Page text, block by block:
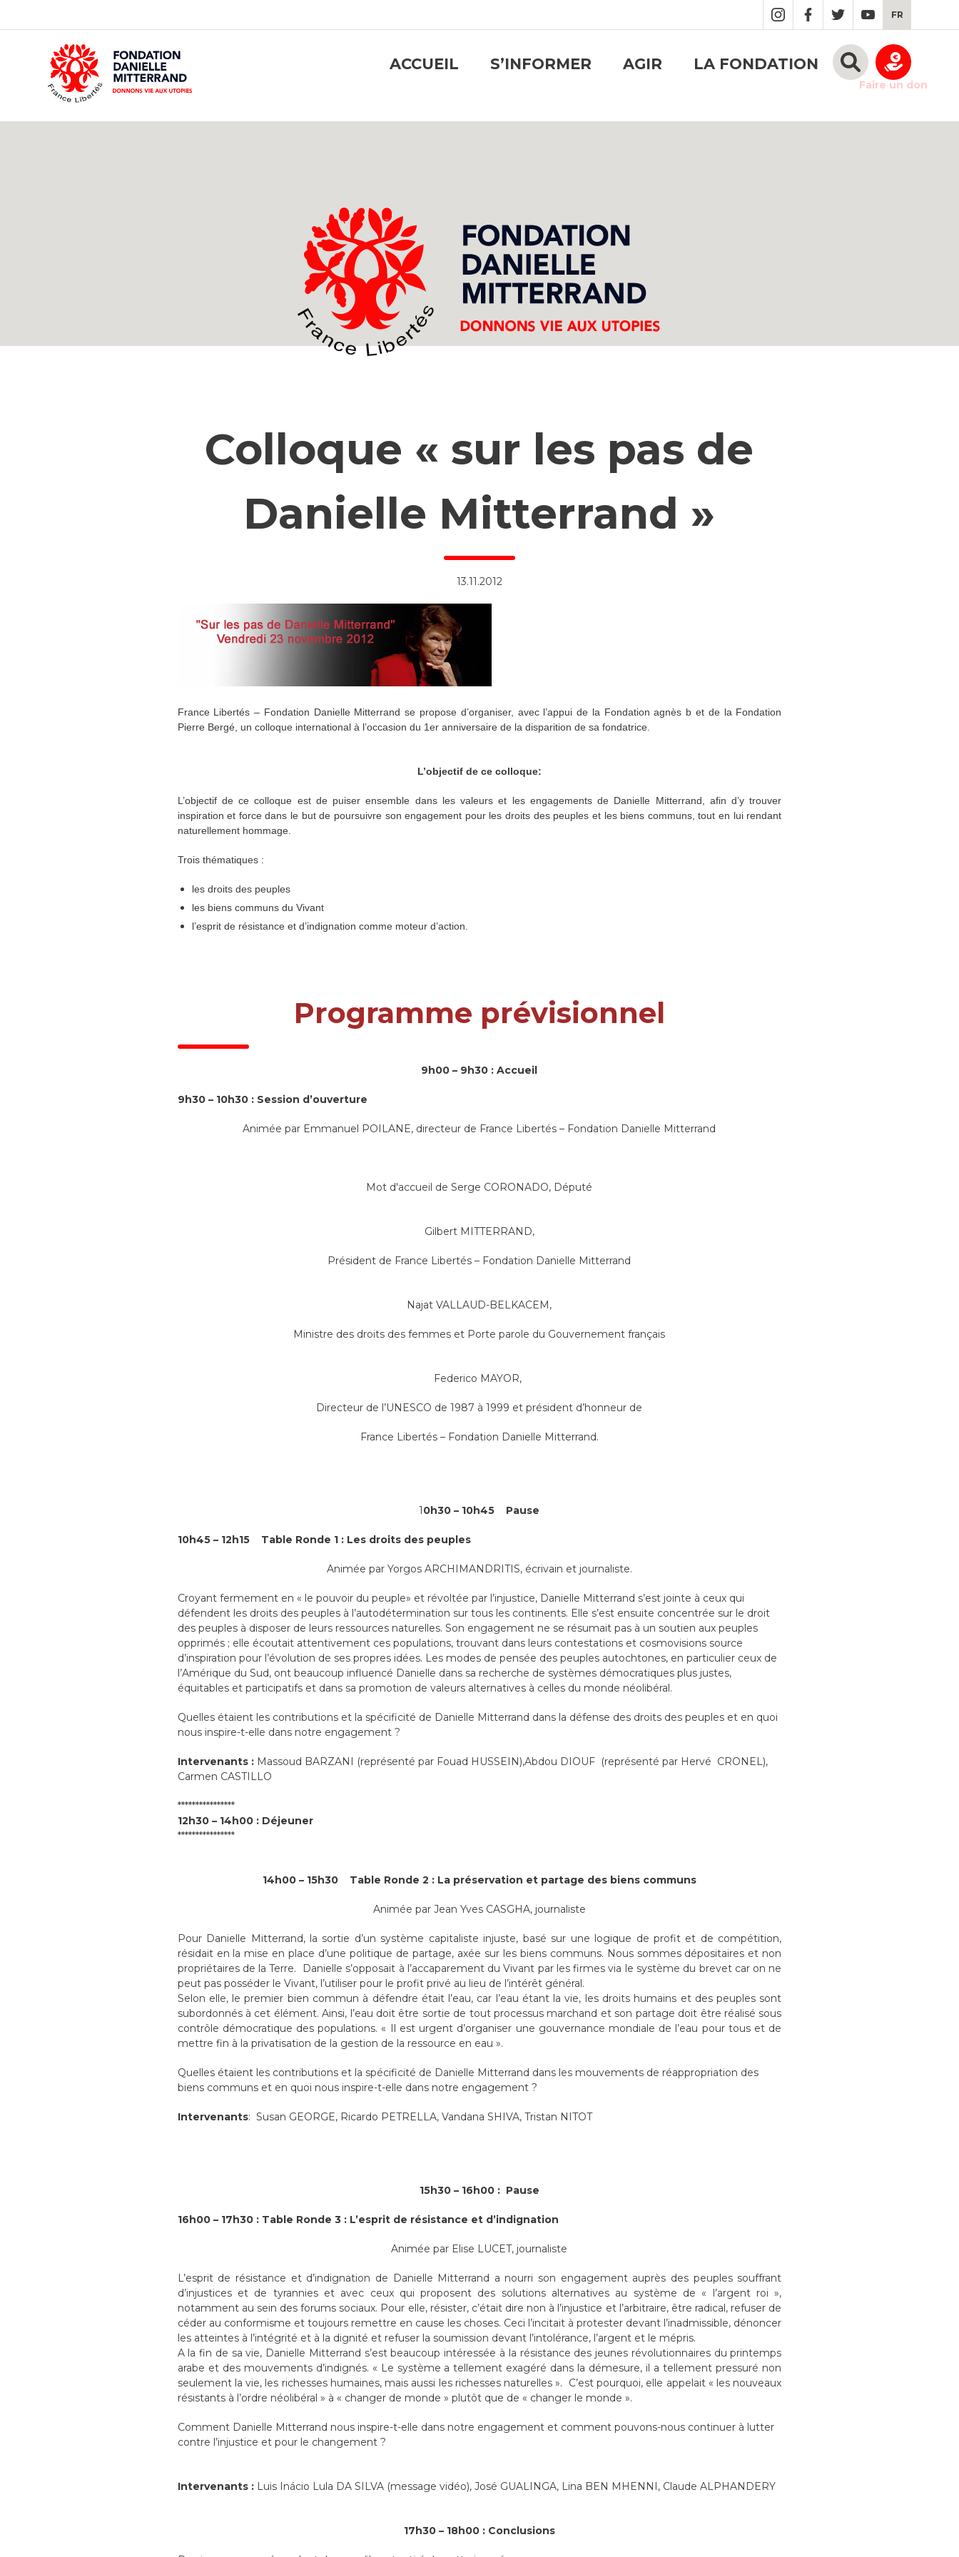
CONTENT
FR
ACCUEIL S’INFORMER AGIR LA FONDATION
Faire un don
Colloque « sur les pas de
Danielle Mitterrand »
13.11.2012
France Libertés – Fondation Danielle Mitterrand se propose d’organiser, avec l’appui de la Fondation agnès b et de la Fondation
Pierre Bergé, un colloque international à l’occasion du 1er anniversaire de la disparition de sa fondatrice.
L’objectif de ce colloque:
L’objectif de ce colloque est de puiser ensemble dans les valeurs et les engagements de Danielle Mitterrand, afin d’y trouver
inspiration et force dans le but de poursuivre son engagement pour les droits des peuples et les biens communs, tout en lui rendant
naturellement hommage.
Trois thématiques :
les droits des peuples
les biens communs du Vivant
l’esprit de résistance et d’indignation comme moteur d’action.
Programme prévisionnel
9h00 – 9h30 : Accueil
9h30 – 10h30 : Session d’ouverture
Animée par Emmanuel POILANE, directeur de France Libertés – Fondation Danielle Mitterrand
Mot d'accueil de Serge CORONADO, Député
Gilbert MITTERRAND,
Président de France Libertés – Fondation Danielle Mitterrand
Najat VALLAUD-BELKACEM,
Ministre des droits des femmes et Porte parole du Gouvernement français
Federico MAYOR,
Directeur de l’UNESCO de 1987 à 1999 et président d’honneur de
France Libertés – Fondation Danielle Mitterrand.
10h30 – 10h45 Pause
10h45 – 12h15 Table Ronde 1 : Les droits des peuples
Animée par Yorgos ARCHIMANDRITIS, écrivain et journaliste.
Croyant fermement en « le pouvoir du peuple» et révoltée par l’injustice, Danielle Mitterrand s’est jointe à ceux qui
défendent les droits des peuples à l’autodétermination sur tous les continents. Elle s’est ensuite concentrée sur le droit
des peuples à disposer de leurs ressources naturelles. Son engagement ne se résumait pas à un soutien aux peuples
opprimés ; elle écoutait attentivement ces populations, trouvant dans leurs contestations et cosmovisions source
d’inspiration pour l’évolution de ses propres idées. Les modes de pensée des peuples autochtones, en particulier ceux de
l’Amérique du Sud, ont beaucoup influencé Danielle dans sa recherche de systèmes démocratiques plus justes,
équitables et participatifs et dans sa promotion de valeurs alternatives à celles du monde néolibéral.
Quelles étaient les contributions et la spécificité de Danielle Mitterrand dans la défense des droits des peuples et en quoi
nous inspire-t-elle dans notre engagement ?
Intervenants : Massoud BARZANI (représenté par Fouad HUSSEIN),Abdou DIOUF (représenté par Hervé CRONEL),
Carmen CASTILLO
****************
12h30 – 14h00 : Déjeuner
****************
14h00 – 15h30 Table Ronde 2 : La préservation et partage des biens communs
Animée par Jean Yves CASGHA, journaliste
Pour Danielle Mitterrand, la sortie d’un système capitaliste injuste, basé sur une logique de profit et de compétition,
résidait en la mise en place d’une politique de partage, axée sur les biens communs. Nous sommes dépositaires et non
propriétaires de la Terre. Danielle s’opposait à l’accaparement du Vivant par les firmes via le système du brevet car on ne
peut pas posséder le Vivant, l’utiliser pour le profit privé au lieu de l’intérêt général.
Selon elle, le premier bien commun à défendre était l’eau, car l’eau étant la vie, les droits humains et des peuples sont
subordonnés à cet élément. Ainsi, l’eau doit être sortie de tout processus marchand et son partage doit être réalisé sous
contrôle démocratique des populations. « Il est urgent d’organiser une gouvernance mondiale de l’eau pour tous et de
mettre fin à la privatisation de la gestion de la ressource en eau ».
Quelles étaient les contributions et la spécificité de Danielle Mitterrand dans les mouvements de réappropriation des
biens communs et en quoi nous inspire-t-elle dans notre engagement ?
Intervenants: Susan GEORGE, Ricardo PETRELLA, Vandana SHIVA, Tristan NITOT
15h30 – 16h00 : Pause
16h00 – 17h30 : Table Ronde 3 : L’esprit de résistance et d’indignation
Animée par Elise LUCET, journaliste
L’esprit de résistance et d’indignation de Danielle Mitterrand a nourri son engagement auprès des peuples souffrant
d’injustices et de tyrannies et avec ceux qui proposent des solutions alternatives au système de « l’argent roi »,
notamment au sein des forums sociaux. Pour elle, résister, c’était dire non à l’injustice et l’arbitraire, être radical, refuser de
céder au conformisme et toujours remettre en cause les choses. Ceci l’incitait à protester devant l’inadmissible, dénoncer
les atteintes à l’intégrité et à la dignité et refuser la soumission devant l’intolérance, l’argent et le mépris.
A la fin de sa vie, Danielle Mitterrand s’est beaucoup intéressée à la résistance des jeunes révolutionnaires du printemps
arabe et des mouvements d’indignés. « Le système a tellement exagéré dans la démesure, il a tellement pressuré non
seulement la vie, les richesses humaines, mais aussi les richesses naturelles ». C’est pourquoi, elle appelait « les nouveaux
résistants à l’ordre néolibéral » à « changer de monde » plutôt que de « changer le monde ».
Comment Danielle Mitterrand nous inspire-t-elle dans notre engagement et comment pouvons-nous continuer à lutter
contre l’injustice et pour le changement ?
Intervenants : Luis Inácio Lula DA SILVA (message vidéo), José GUALINGA, Lina BEN MHENNI, Claude ALPHANDERY
17h30 – 18h00 : Conclusions